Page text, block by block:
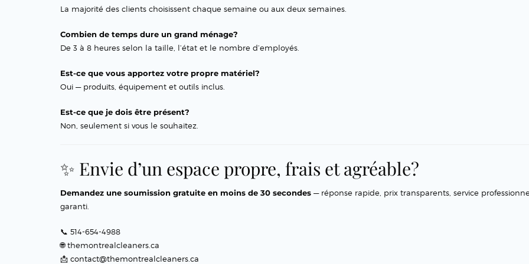
La majorité des clients choisissent chaque semaine ou aux deux semaines.
Combien de temps dure un grand ménage?
De 3 à 8 heures selon la taille, l’état et le nombre d’employés.
Est-ce que vous apportez votre propre matériel?
Oui — produits, équipement et outils inclus.
Est-ce que je dois être présent?
Non, seulement si vous le souhaitez.
✨ Envie d’un espace propre, frais et agréable?
Demandez une soumission gratuite en moins de 30 secondes — réponse rapide, prix transparents, service
garanti.
📞 514-654-4988
🌐 themontrealcleaners.ca
📩 contact@themontrealcleaners.ca